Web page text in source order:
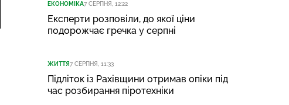
ЕКОНОМІКА7 СЕРПНЯ, 12:22
Експерти розповіли, до якої ціни
подорожчає гречка у серпні
ЖИТТЯ7 СЕРПНЯ, 11:33
Підліток із Рахівщини отримав опіки під
час розбирання піротехніки